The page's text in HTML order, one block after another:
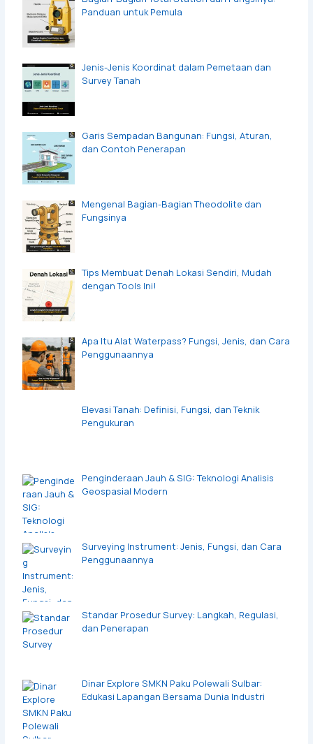
Panduan untuk Pemula
Jenis-Jenis Koordinat dalam Pemetaan dan
Survey Tanah
Garis Sempadan Bangunan: Fungsi, Aturan,
dan Contoh Penerapan
Mengenal Bagian-Bagian Theodolite dan
Fungsinya
Tips Membuat Denah Lokasi Sendiri, Mudah
dengan Tools Ini!
Apa Itu Alat Waterpass? Fungsi, Jenis, dan Cara
Penggunaannya
Elevasi Tanah: Definisi, Fungsi, dan Teknik
Pengukuran
Penginderaan Jauh & SIG: Teknologi Analisis
Geospasial Modern
Surveying Instrument: Jenis, Fungsi, dan Cara
Penggunaannya
Standar Prosedur Survey: Langkah, Regulasi,
dan Penerapan
Dinar Explore SMKN Paku Polewali Sulbar:
Edukasi Lapangan Bersama Dunia Industri